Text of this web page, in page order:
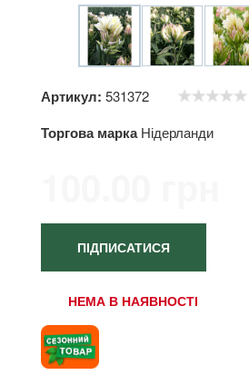
Артикул: 531372
Торгова марка Нідерланди
ПІДПИСАТИСЯ
НЕМА В НАЯВНОСТІ